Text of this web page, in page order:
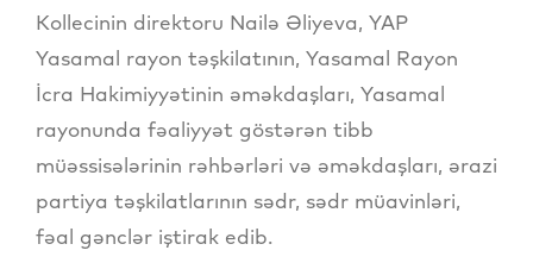
Kollecinin direktoru Nailə Əliyeva, YAP
Yasamal rayon təşkilatının, Yasamal Rayon
İcra Hakimiyyətinin əməkdaşları, Yasamal
rayonunda fəaliyyət göstərən tibb
müəssisələrinin rəhbərləri və əməkdaşları, ərazi
partiya təşkilatlarının sədr, sədr müavinləri,
fəal gənclər iştirak edib.